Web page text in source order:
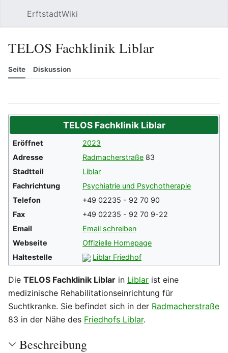
ErftstadtWiki
TELOS Fachklinik Liblar
Seite Diskussion
TELOS Fachklinik Liblar
Eröffnet
2023
Adresse
Radmacherstraße 83
Stadtteil
Liblar
Fachrichtung
Psychiatrie und Psychotherapie
Telefon
+49 02235 - 92 70 90
Fax
+49 02235 - 92 70 9-22
Email
Email schreiben
Webseite
Offizielle Homepage
Haltestelle
Liblar Friedhof
Die TELOS Fachklinik Liblar in Liblar ist eine
medizinische Rehabilitationseinrichtung für
Suchtkranke. Sie befindet sich in der Radmacherstraße
83 in der Nähe des Friedhofs Liblar.
Beschreibung